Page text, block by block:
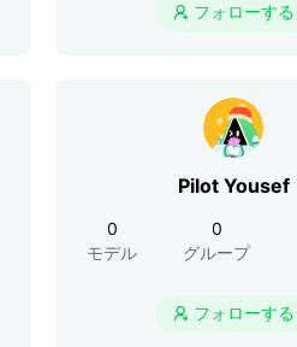
 フォローする
Pilot Yousef
0
モデル
0
グループ
 フォローする